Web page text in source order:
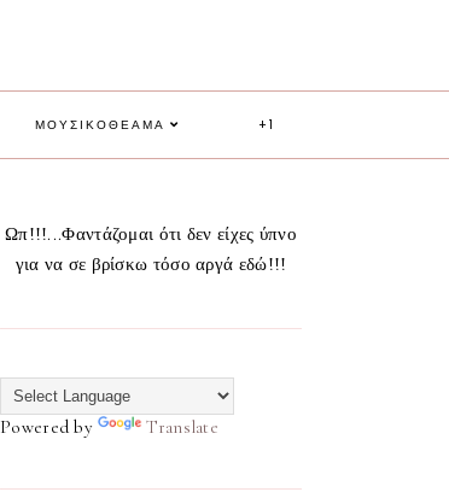
ΜΟΥΣΙΚΟΘΕΑΜΑ +1
Ωπ!!!...Φαντάζομαι ότι δεν είχες ύπνο
για να σε βρίσκω τόσο αργά εδώ!!!
Powered by Translate